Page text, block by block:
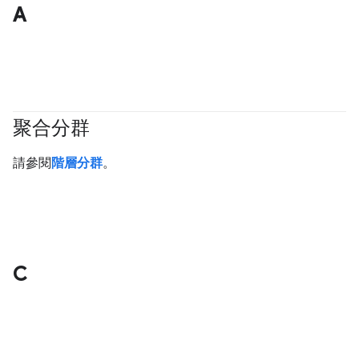
A
聚合分群
請參閱 階層分群。
C